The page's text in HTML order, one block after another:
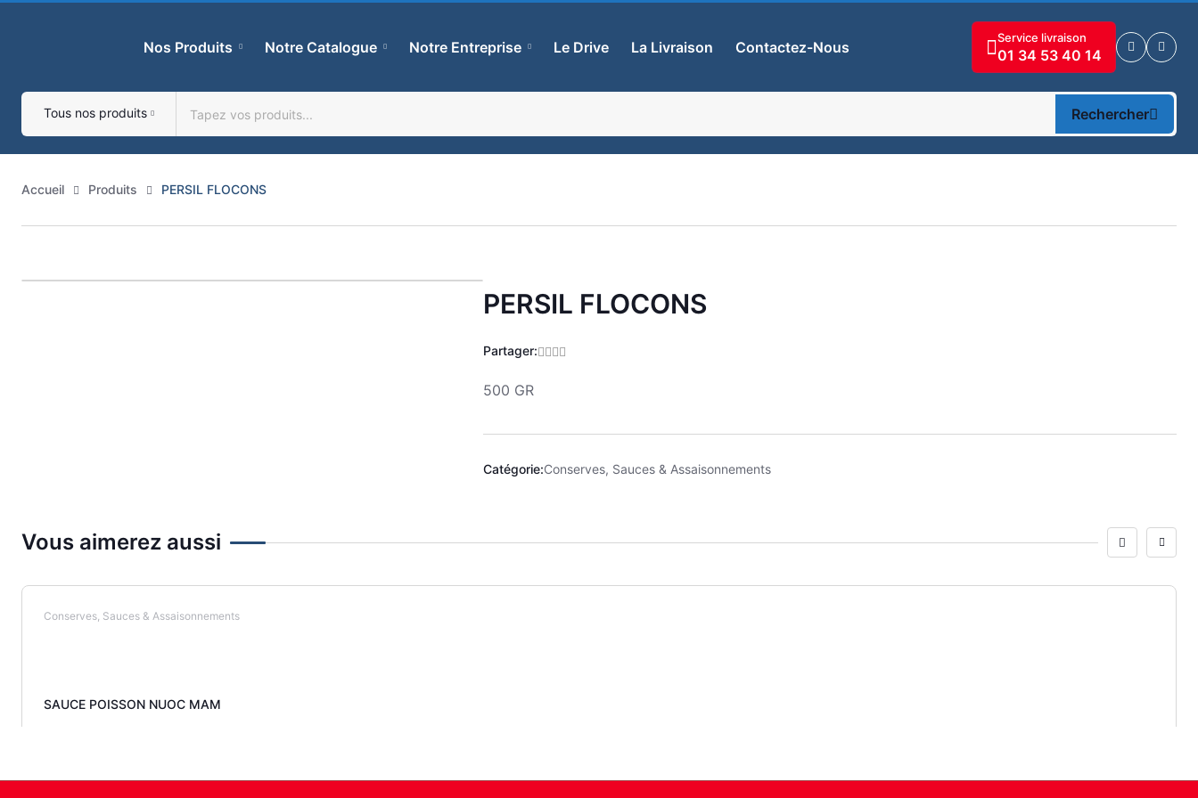
Nos Produits Notre Catalogue Notre Entreprise Le Drive La Livraison Contactez-Nous
Service livraison
01 34 53 40 14
Tous nos produits Rechercher
Accueil Produits PERSIL FLOCONS
ZoomPERSIL FLOCONS
Partager:
500 GR
Catégorie:Conserves, Sauces & Assaisonnements
Vous aimerez aussi
Conserves, Sauces & Assaisonnements
SAUCE POISSON NUOC MAM